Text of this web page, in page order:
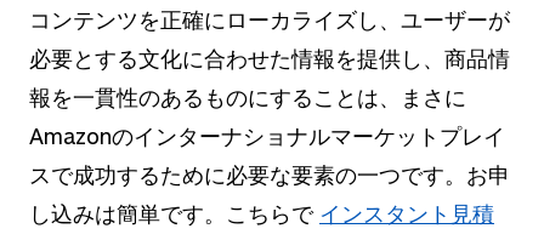
コンテンツを正確にローカライズし、ユーザーが
必要とする文化に合わせた情報を提供し、商品情
報を一貫性のあるものにすることは、まさに
Amazonのインターナショナルマーケットプレイ
スで成功するために必要な要素の一つです。お申
し込みは簡単です。こちらで インスタント見積